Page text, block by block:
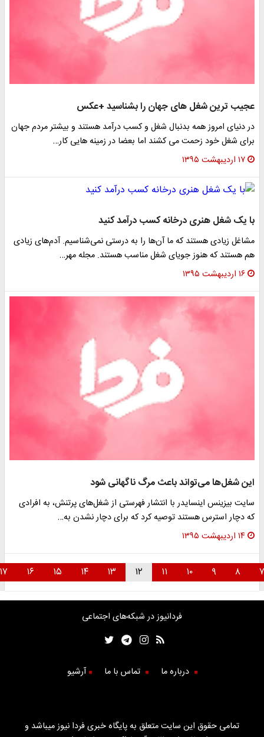
عجیب ترین شغل های جهان را بشناسید +عکس
در دنیای امروز همه بدنبال شغل و کسب درآمد هستند و بیشتر مردم جهان
برای شغل خود زحمت می کشند اما بعضا در زمینه هایی کار…
۱۷ اردیبهشت ۱۳۹۵
با یک شغل هنری درخانه کسب درآمد کنید
مشاغل زیادی هستند که ما آن‌ها را به درستی نمی‌شناسیم. آدم‌های زیادی
هم هستند که هنوز جویای شغل مناسب هستند. مجله مهر…
۱۶ اردیبهشت ۱۳۹۵
این شغل‌ها می‌تواند باعث مرگ ناگهانی شود
سایت بیزینس اینسایدر با انتشار فهرستی از شغل‌های پرتنش، به افرادی
که دچار استرس هستند توصیه کرد که برای دچار نشدن به…
۱۴ اردیبهشت ۱۳۹۵
فردانیوز در شبکه‌های اجتماعی
درباره ما تماس با ما آرشیو
تمامی حقوق این سایت متعلق به پایگاه خبری فردا نیوز میباشد و